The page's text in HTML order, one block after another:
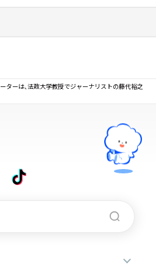
ターは、法政大学教授でジャーナリストの藤代裕之